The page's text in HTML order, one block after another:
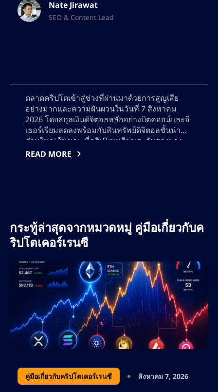
Nate Jirawat
SEO & Content Lead
ตลาดคริปโตเข้าสู่ช่วงที่ผ่านมาด้วยการสูญเสีย
อย่างมากและความผันผวนในวันที่ 7 สิงหาคม
2026 โดยสกุลเงินดิจิตอลหลักอย่างบิตคอยน์และอี
เธอร์เรียมลดลงพร้อมกับสินทรัพย์ดิจิตอลชั้นนำ
ส่วนใหญ่ ในขณะที่คริปโตเหรียญระดับสองบาง
ส่วนแสดงความยืนยง การวิเคราะห์ละเอียดนี้
READ MORE
กระทู้ล่าสุดจากหมวดหมู่ คู่มือเกี่ยวกับค
ริปโตเคอร์เรนซี
คู่มือเกี่ยวกับคริปโตเคอร์เรนซี สิงหาคม 7, 2026